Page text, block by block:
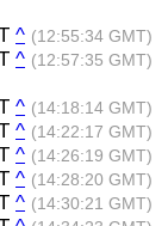
^ (12:55:34 GMT)
^ (12:57:35 GMT)
^ (14:18:14 GMT)
^ (14:22:17 GMT)
^ (14:26:19 GMT)
^ (14:28:20 GMT)
^ (14:30:21 GMT)